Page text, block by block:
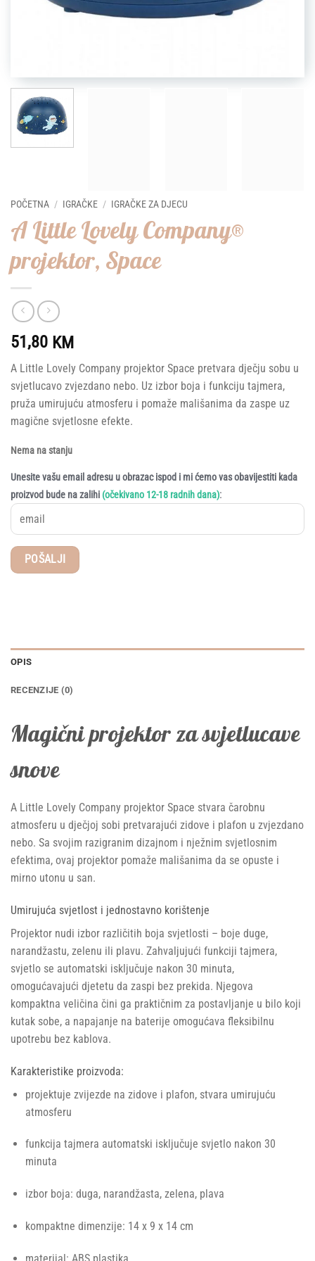
POČETNA / IGRAČKE / IGRAČKE ZA DJECU
A Little Lovely Company®
projektor, Space
51,80 KM
A Little Lovely Company projektor Space pretvara dječju sobu u
svjetlucavo zvjezdano nebo. Uz izbor boja i funkciju tajmera,
pruža umirujuću atmosferu i pomaže mališanima da zaspe uz
magične svjetlosne efekte.
Nema na stanju
Unesite vašu email adresu u obrazac ispod i mi ćemo vas obavijestiti kada
proizvod bude na zalihi (očekivano 12-18 radnih dana):
OPIS
RECENZIJE (0)
Magični projektor za svjetlucave
snove
A Little Lovely Company projektor Space stvara čarobnu
atmosferu u dječjoj sobi pretvarajući zidove i plafon u zvjezdano
nebo. Sa svojim razigranim dizajnom i nježnim svjetlosnim
efektima, ovaj projektor pomaže mališanima da se opuste i
mirno utonu u san.
Umirujuća svjetlost i jednostavno korištenje
Projektor nudi izbor različitih boja svjetlosti – boje duge,
narandžastu, zelenu ili plavu. Zahvaljujući funkciji tajmera,
svjetlo se automatski isključuje nakon 30 minuta,
omogućavajući djetetu da zaspi bez prekida. Njegova
kompaktna veličina čini ga praktičnim za postavljanje u bilo koji
kutak sobe, a napajanje na baterije omogućava fleksibilnu
upotrebu bez kablova.
Karakteristike proizvoda:
projektuje zvijezde na zidove i plafon, stvara umirujuću
atmosferu
funkcija tajmera automatski isključuje svjetlo nakon 30
minuta
izbor boja: duga, narandžasta, zelena, plava
kompaktne dimenzije: 14 x 9 x 14 cm